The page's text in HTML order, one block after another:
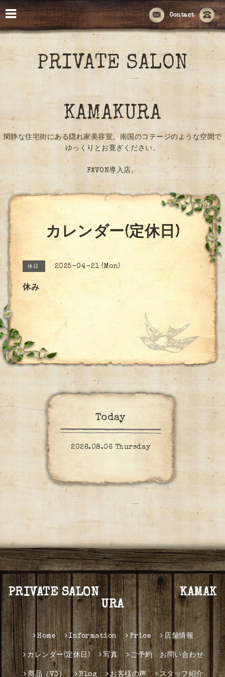
Contact
PRIVATE SALON
KAMAKURA
閑静な住宅街にある隠れ家美容室。南国のコテージのような空間で
ゆっくりとお寛ぎください。
FAVON導入店。
カレンダー(定休日)
休日 2025-04-21 (Mon)
休み
Today
2026.08.06 Thursday
PRIVATE SALON KAMAK
URA
Home Information Price 店舗情報
カレンダー(定休日) 写真 ご予約 お問い合わせ
商品（V3） Blog お客様の声 スタッフ紹介